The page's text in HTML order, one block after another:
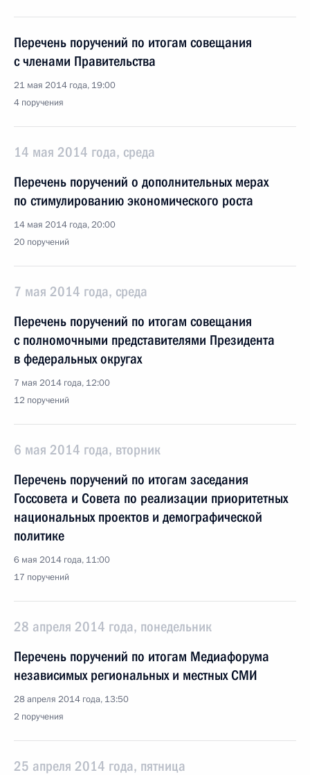
Перечень поручений по итогам совещания
с членами Правительства
21 мая 2014 года, 19:00
4 поручения
14 мая 2014 года, среда
Перечень поручений о дополнительных мерах
по стимулированию экономического роста
14 мая 2014 года, 20:00
20 поручений
7 мая 2014 года, среда
Перечень поручений по итогам совещания
с полномочными представителями Президента
в федеральных округах
7 мая 2014 года, 12:00
12 поручений
6 мая 2014 года, вторник
Перечень поручений по итогам заседания
Госсовета и Совета по реализации приоритетных
национальных проектов и демографической
политике
6 мая 2014 года, 11:00
17 поручений
28 апреля 2014 года, понедельник
Перечень поручений по итогам Медиафорума
независимых региональных и местных СМИ
28 апреля 2014 года, 13:50
2 поручения
25 апреля 2014 года, пятница